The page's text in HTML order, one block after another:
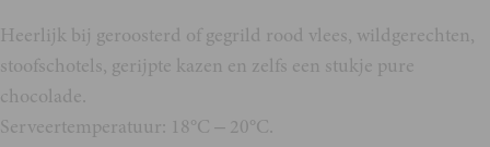
Heerlijk bij geroosterd of gegrild rood vlees, wildgerechten,
stoofschotels, gerijpte kazen en zelfs een stukje pure
chocolade.
Serveertemperatuur: 18°C – 20°C.